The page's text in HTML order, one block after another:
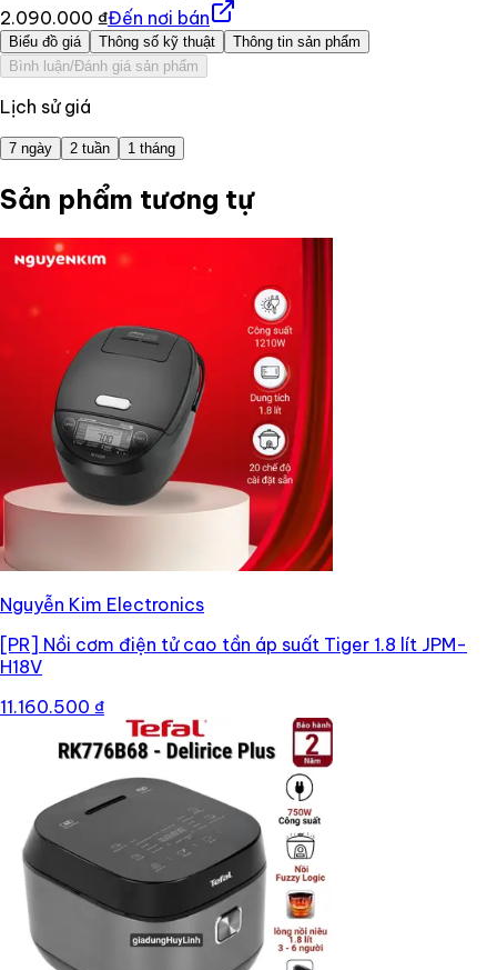
2.090.000 ₫Đến nơi bán
Biểu đồ giá Thông số kỹ thuật
Thông tin sản phẩm
Bình luận/Đánh giá sản phẩm
Lịch sử giá
7 ngày 2 tuần 1 tháng
Sản phẩm tương tự
Nguyễn Kim Electronics
[PR] Nồi cơm điện tử cao tần áp suất Tiger 1.8 lít JPM-
H18V
11.160.500 ₫